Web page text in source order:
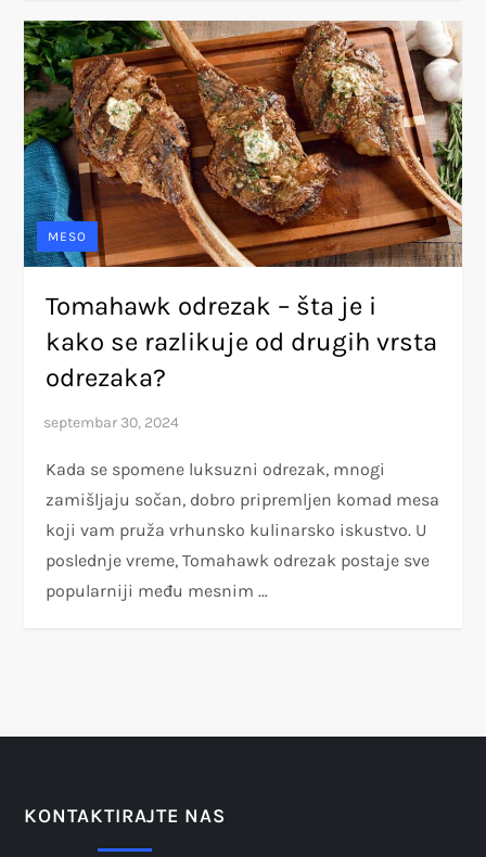
MESO
Tomahawk odrezak – šta je i
kako se razlikuje od drugih vrsta
odrezaka?
Kada se spomene luksuzni odrezak, mnogi
zamišljaju sočan, dobro pripremljen komad mesa
koji vam pruža vrhunsko kulinarsko iskustvo. U
poslednje vreme, Tomahawk odrezak postaje sve
popularniji među mesnim …
KONTAKTIRAJTE NAS